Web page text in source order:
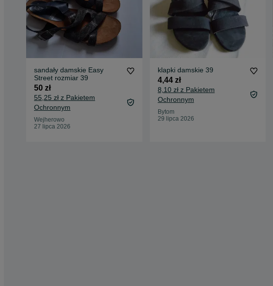
sandały damskie Easy
Street rozmiar 39
50 zł
55,25 zł z Pakietem
Ochronnym
Wejherowo
27 lipca 2026
klapki damskie 39
4,44 zł
8,10 zł z Pakietem
Ochronnym
Bytom
29 lipca 2026